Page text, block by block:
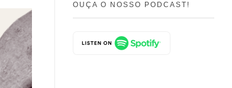
OUÇA O NOSSO PODCAST!